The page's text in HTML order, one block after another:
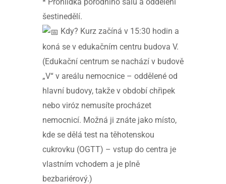
* Prohlídka porodního sálu a oddělení
šestinedělí.
Kdy? Kurz začíná v 15:30 hodin a
koná se v edukačním centru budova V.
(Edukační centrum se nachází v budově
„V“ v areálu nemocnice – oddělené od
hlavní budovy, takže v období chřipek
nebo viróz nemusíte procházet
nemocnicí. Možná ji znáte jako místo,
kde se dělá test na těhotenskou
cukrovku (OGTT) – vstup do centra je
vlastním vchodem a je plně
bezbariérový.)